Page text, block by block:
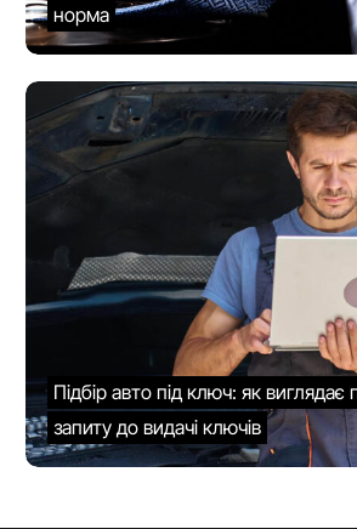
норма
Підбір авто під ключ: як виглядає
запиту до видачі ключів